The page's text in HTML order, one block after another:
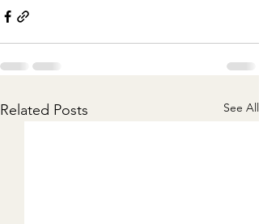
Related Posts See All